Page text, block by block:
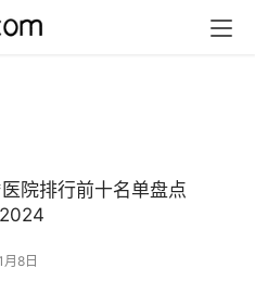
院排行前十名单盘点
8日